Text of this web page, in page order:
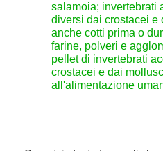
salamoia; invertebrati
diversi dai crostacei e
anche cotti prima o
farine, polveri e
pellet di invertebrati
crostacei e dai
all'alimentazione